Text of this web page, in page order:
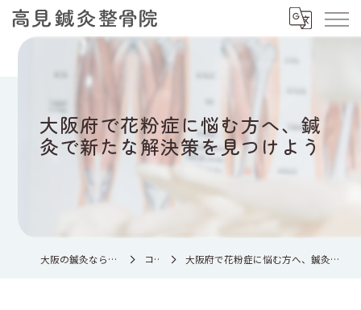
大阪府で花粉症に悩む方へ、鍼
灸で新たな解決策を見つけよう
大阪の鍼灸なら高見鍼灸整骨院 コラム 大阪府で花粉症に悩む方へ、鍼灸で新たな解決策を見つけよう